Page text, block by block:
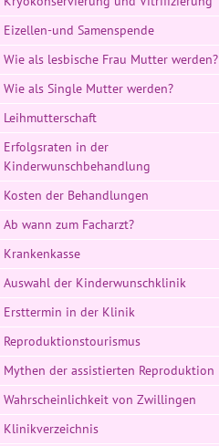
Eizellen-und Samenspende
Wie als lesbische Frau Mutter werden?
Wie als Single Mutter werden?
Leihmutterschaft
Erfolgsraten in der
Kinderwunschbehandlung
Kosten der Behandlungen
Ab wann zum Facharzt?
Krankenkasse
Auswahl der Kinderwunschklinik
Ersttermin in der Klinik
Reproduktionstourismus
Mythen der assistierten Reproduktion
Wahrscheinlichkeit von Zwillingen
Klinikverzeichnis